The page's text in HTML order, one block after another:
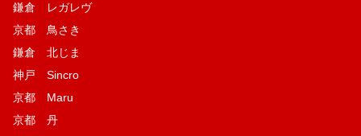
鎌倉 レガレヴ
京都 鳥さき
鎌倉 北じま
神戸 Sincro
京都 Maru
京都 丹